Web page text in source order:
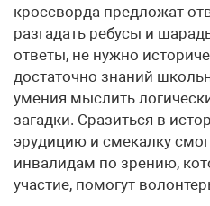
кроссворда предложат
разгадать ребусы и
ответы, не нужно
достаточно знаний
умения мыслить
загадки. Сразиться в
эрудицию и смекалку
инвалидам по зрению,
участие, помогут